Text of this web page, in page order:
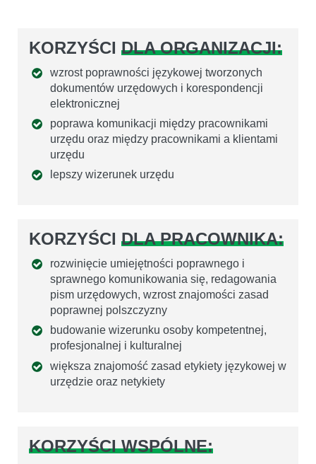
KORZYŚCI DLA ORGANIZACJI:
wzrost poprawności językowej tworzonych
dokumentów urzędowych i korespondencji
elektronicznej
poprawa komunikacji między pracownikami
urzędu oraz między pracownikami a klientami
urzędu
lepszy wizerunek urzędu
KORZYŚCI DLA PRACOWNIKA:
rozwinięcie umiejętności poprawnego i
sprawnego komunikowania się, redagowania
pism urzędowych, wzrost znajomości zasad
poprawnej polszczyzny
budowanie wizerunku osoby kompetentnej,
profesjonalnej i kulturalnej
większa znajomość zasad etykiety językowej w
urzędzie oraz netykiety
KORZYŚCI WSPÓLNE: